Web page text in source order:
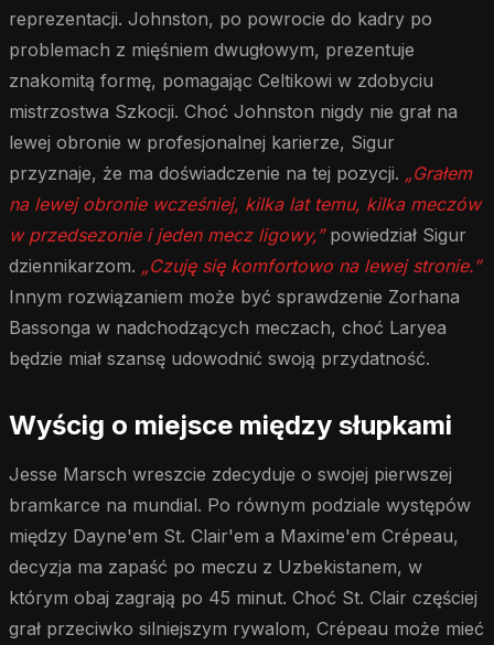
reprezentacji. Johnston, po powrocie do kadry po
problemach z mięśniem dwugłowym, prezentuje
znakomitą formę, pomagając Celtikowi w zdobyciu
mistrzostwa Szkocji. Choć Johnston nigdy nie grał na
lewej obronie w profesjonalnej karierze, Sigur
przyznaje, że ma doświadczenie na tej pozycji. „Grałem
na lewej obronie wcześniej, kilka lat temu, kilka meczów
w przedsezonie i jeden mecz ligowy,”powiedział Sigur
dziennikarzom. „Czuję się komfortowo na lewej stronie.”
Innym rozwiązaniem może być sprawdzenie Zorhana
Bassonga w nadchodzących meczach, choć Laryea
będzie miał szansę udowodnić swoją przydatność.
Wyścig o miejsce między słupkami
Jesse Marsch wreszcie zdecyduje o swojej pierwszej
bramkarce na mundial. Po równym podziale występów
między Dayne'em St. Clair'em a Maxime'em Crépeau,
decyzja ma zapaść po meczu z Uzbekistanem, w
którym obaj zagrają po 45 minut. Choć St. Clair częściej
grał przeciwko silniejszym rywalom, Crépeau może mieć